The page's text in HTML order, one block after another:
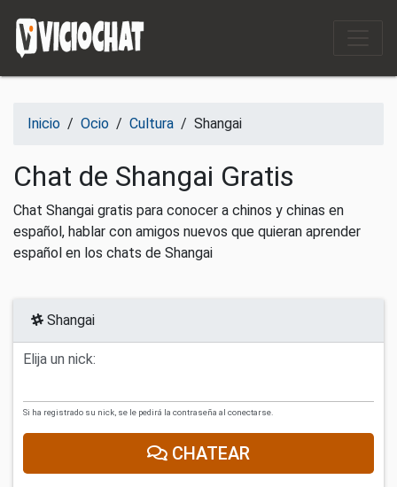
Inicio / Ocio / Cultura / Shangai
Chat de Shangai Gratis
Chat Shangai gratis para conocer a chinos y chinas en
español, hablar con amigos nuevos que quieran aprender
español en los chats de Shangai
Shangai
Elija un nick:
Si ha registrado su nick, se le pedirá la contraseña al conectarse.
CHATEAR